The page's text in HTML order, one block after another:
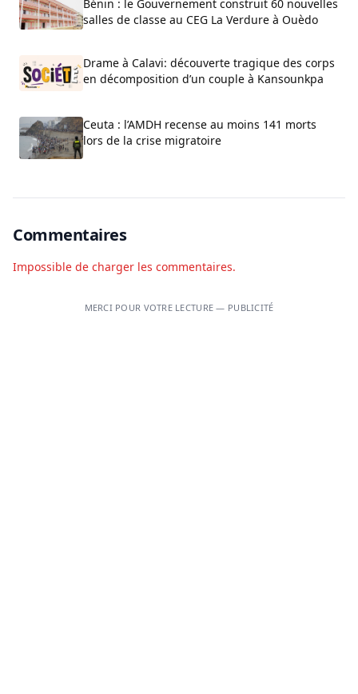
Bénin : le Gouvernement construit 60 nouvelles
salles de classe au CEG La Verdure à Ouèdo
Drame à Calavi: découverte tragique des corps
en décomposition d’un couple à Kansounkpa
Ceuta : l’AMDH recense au moins 141 morts
lors de la crise migratoire
Commentaires
Impossible de charger les commentaires.
MERCI POUR VOTRE LECTURE — PUBLICITÉ